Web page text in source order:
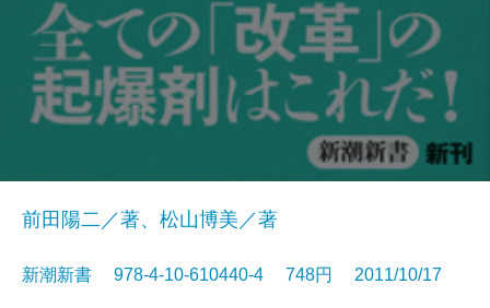
前田陽二／著、松山博美／著
新潮新書 978-4-10-610440-4 748円 2011/10/17